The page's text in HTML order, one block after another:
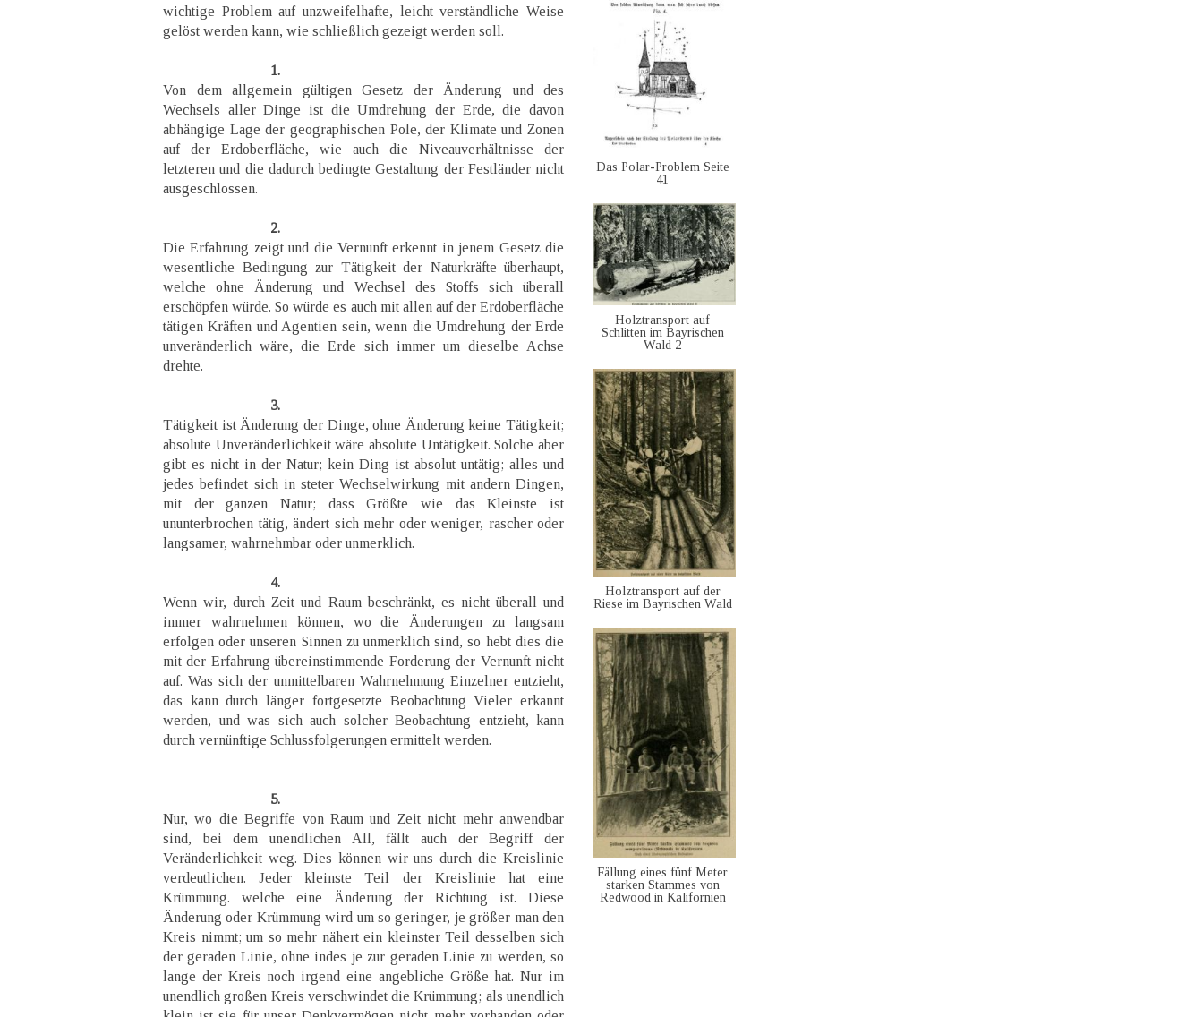
wichtige Problem auf unzweifelhafte, leicht verständliche Weise
gelöst werden kann, wie schließlich gezeigt werden soll.
1.
Von dem allgemein gültigen Gesetz der Änderung und des
Wechsels aller Dinge ist die Umdrehung der Erde, die davon
abhängige Lage der geographischen Pole, der Klimate und Zonen
auf der Erdoberfläche, wie auch die Niveauverhältnisse der
letzteren und die dadurch bedingte Gestaltung der Festländer nicht
ausgeschlossen.
2.
Die Erfahrung zeigt und die Vernunft erkennt in jenem Gesetz die
wesentliche Bedingung zur Tätigkeit der Naturkräfte überhaupt,
welche ohne Änderung und Wechsel des Stoffs sich überall
erschöpfen würde. So würde es auch mit allen auf der Erdoberfläche
tätigen Kräften und Agentien sein, wenn die Umdrehung der Erde
unveränderlich wäre, die Erde sich immer um dieselbe Achse
drehte.
3.
Tätigkeit ist Änderung der Dinge, ohne Änderung keine Tätigkeit;
absolute Unveränderlichkeit wäre absolute Untätigkeit. Solche aber
gibt es nicht in der Natur; kein Ding ist absolut untätig; alles und
jedes befindet sich in steter Wechselwirkung mit andern Dingen,
mit der ganzen Natur; dass Größte wie das Kleinste ist
ununterbrochen tätig, ändert sich mehr oder weniger, rascher oder
langsamer, wahrnehmbar oder unmerklich.
4.
Wenn wir, durch Zeit und Raum beschränkt, es nicht überall und
immer wahrnehmen können, wo die Änderungen zu langsam
erfolgen oder unseren Sinnen zu unmerklich sind, so hebt dies die
mit der Erfahrung übereinstimmende Forderung der Vernunft nicht
auf. Was sich der unmittelbaren Wahrnehmung Einzelner entzieht,
das kann durch länger fortgesetzte Beobachtung Vieler erkannt
werden, und was sich auch solcher Beobachtung entzieht, kann
durch vernünftige Schlussfolgerungen ermittelt werden.
5.
Nur, wo die Begriffe von Raum und Zeit nicht mehr anwendbar
sind, bei dem unendlichen All, fällt auch der Begriff der
Veränderlichkeit weg. Dies können wir uns durch die Kreislinie
verdeutlichen. Jeder kleinste Teil der Kreislinie hat eine
Krümmung. welche eine Änderung der Richtung ist. Diese
Änderung oder Krümmung wird um so geringer, je größer man den
Kreis nimmt; um so mehr nähert ein kleinster Teil desselben sich
der geraden Linie, ohne indes je zur geraden Linie zu werden, so
lange der Kreis noch irgend eine angebliche Größe hat. Nur im
unendlich großen Kreis verschwindet die Krümmung; als unendlich
Das Polar-Problem Seite
41
Holztransport auf
Schlitten im Bayrischen
Wald 2
Holztransport auf der
Riese im Bayrischen Wald
Fällung eines fünf Meter
starken Stammes von
Redwood in Kalifornien